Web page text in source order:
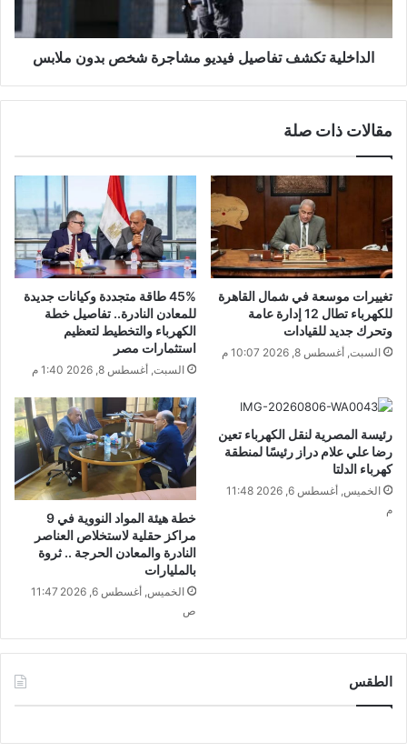
الداخلية تكشف تفاصيل فيديو مشاجرة شخص بدون ملابس
مقالات ذات صلة
تغييرات موسعة في شمال القاهرة
للكهرباء تطال 12 إدارة عامة
وتحرك جديد للقيادات
السبت, أغسطس 8, 2026 10:07 م
45% طاقة متجددة وكيانات جديدة
للمعادن النادرة.. تفاصيل خطة
الكهرباء والتخطيط لتعظيم
استثمارات مصر
السبت, أغسطس 8, 2026 1:40 م
رئيسة المصرية لنقل الكهرباء تعين
رضا علي علام دراز رئيسًا لمنطقة
كهرباء الدلتا
الخميس, أغسطس 6, 2026 11:48
م
خطة هيئة المواد النووية في 9
مراكز حقلية لاستخلاص العناصر
النادرة والمعادن الحرجة .. ثروة
بالمليارات
الخميس, أغسطس 6, 2026 11:47
ص
الطقس